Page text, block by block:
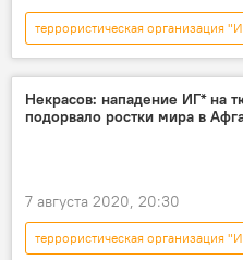
террористическая организация
В мире
Политика
США
Башар Асад
террорист
Турция
Некрасов: нападение ИГ* на
подорвало ростки мира в
7 августа 2020, 20:30
террористическая организация